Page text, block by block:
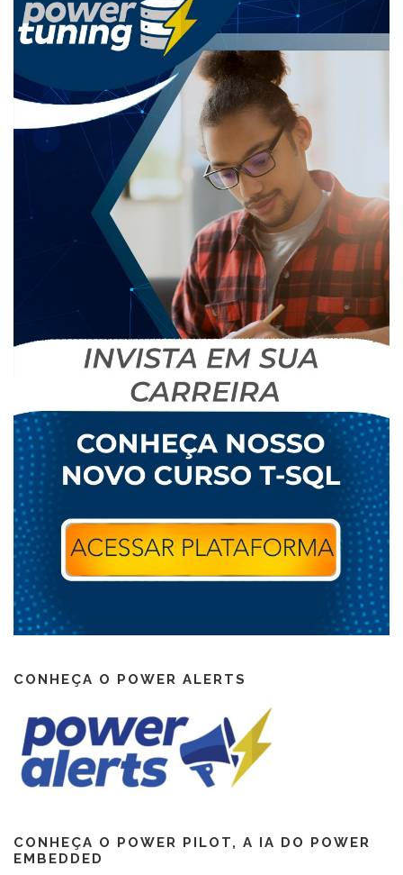
CONHEÇA O POWER ALERTS
CONHEÇA O POWER PILOT, A IA DO POWER
EMBEDDED